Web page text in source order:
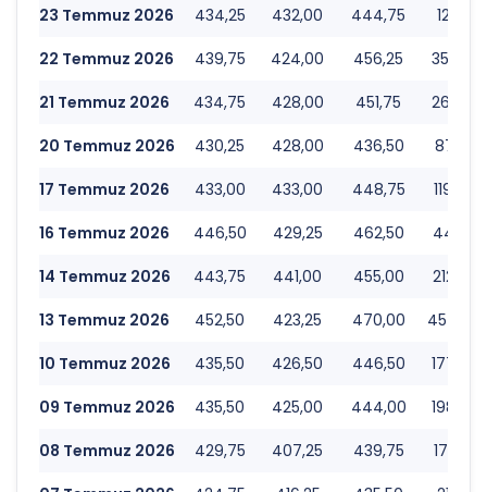
23 Temmuz 2026
434,25 432,00 444,75
22 Temmuz 2026
439,75 424,00 456,25
21 Temmuz 2026
434,75 428,00 451,75
20 Temmuz 2026
430,25 428,00 436,50
17 Temmuz 2026
433,00 433,00 448,75
16 Temmuz 2026
446,50 429,25 462,50
14 Temmuz 2026
443,75 441,00 455,00
13 Temmuz 2026
452,50 423,25 470,00
10 Temmuz 2026
435,50 426,50 446,50
09 Temmuz 2026
435,50 425,00 444,00
08 Temmuz 2026
429,75 407,25 439,75